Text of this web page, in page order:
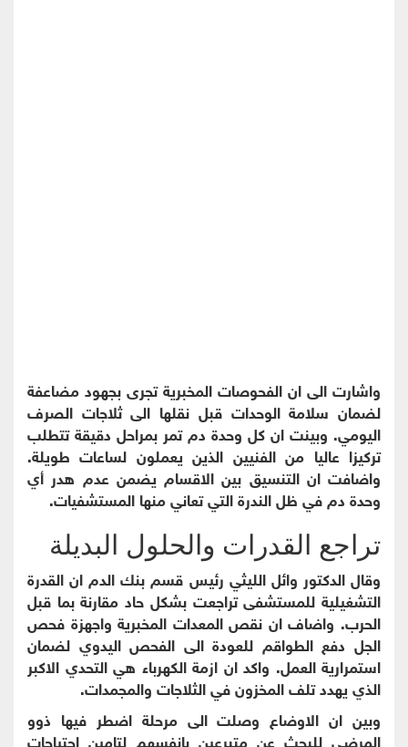
واشارت الى ان الفحوصات المخبرية تجرى بجهود مضاعفة
لضمان سلامة الوحدات قبل نقلها الى ثلاجات الصرف
اليومي. وبينت ان كل وحدة دم تمر بمراحل دقيقة تتطلب
تركيزا عاليا من الفنيين الذين يعملون لساعات طويلة.
واضافت ان التنسيق بين الاقسام يضمن عدم هدر أي
وحدة دم في ظل الندرة التي تعاني منها المستشفيات.
تراجع القدرات والحلول البديلة
وقال الدكتور وائل الليثي رئيس قسم بنك الدم ان القدرة
التشغيلية للمستشفى تراجعت بشكل حاد مقارنة بما قبل
الحرب. واضاف ان نقص المعدات المخبرية واجهزة فحص
الجل دفع الطواقم للعودة الى الفحص اليدوي لضمان
استمرارية العمل. واكد ان ازمة الكهرباء هي التحدي الاكبر
الذي يهدد تلف المخزون في الثلاجات والمجمدات.
وبين ان الاوضاع وصلت الى مرحلة اضطر فيها ذوو
المرضى للبحث عن متبرعين بانفسهم لتامين احتياجات